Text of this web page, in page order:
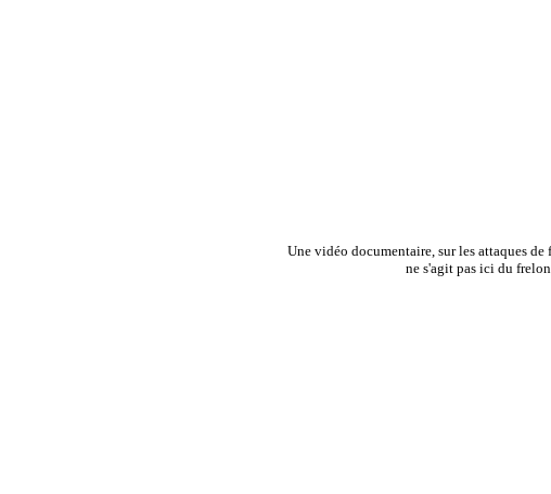
Une vidéo documentaire, sur les attaques
ne s'agit pas ici du